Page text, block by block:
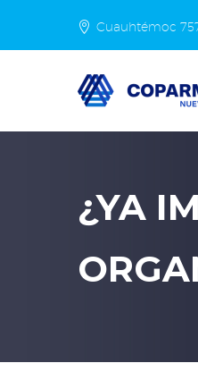
Cuauhtémoc
¿YA